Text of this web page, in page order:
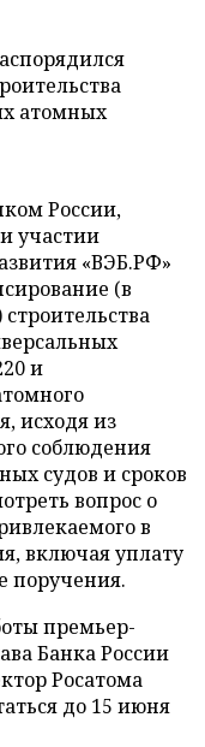
атомных
России,
участии
«ВЭБ.РФ»
(в
и
исходя из
соблюдения
судов и сроков
вопрос о
в
включая уплату
поручения.
премьер-
Банка России
Росатома
до 15 июня